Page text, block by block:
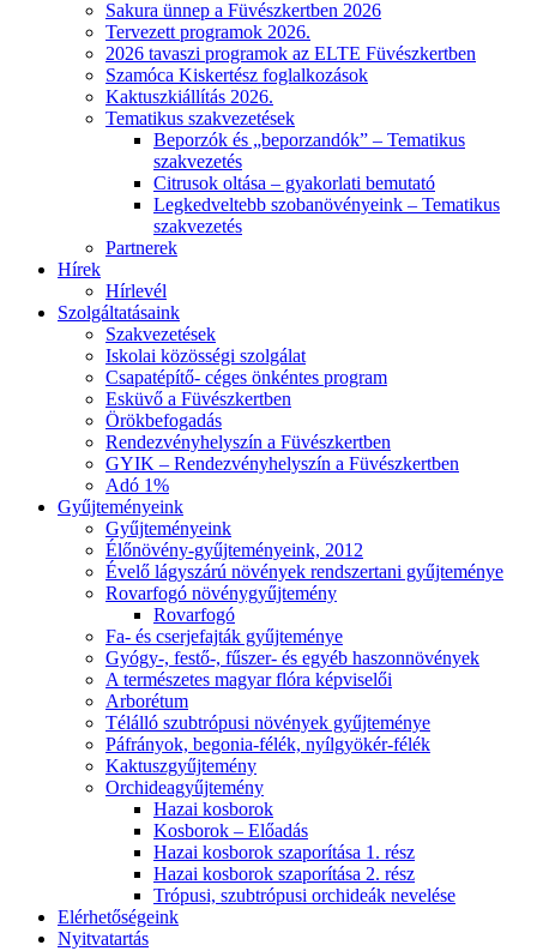
Sakura ünnep a Füvészkertben 2026
Tervezett programok 2026.
2026 tavaszi programok az ELTE Füvészkertben
Szamóca Kiskertész foglalkozások
Kaktuszkiállítás 2026.
Tematikus szakvezetések
Beporzók és „beporzandók” – Tematikus
szakvezetés
Citrusok oltása – gyakorlati bemutató
Legkedveltebb szobanövényeink – Tematikus
szakvezetés
Partnerek
Hírek
Hírlevél
Szolgáltatásaink
Szakvezetések
Iskolai közösségi szolgálat
Csapatépítő- céges önkéntes program
Esküvő a Füvészkertben
Örökbefogadás
Rendezvényhelyszín a Füvészkertben
GYIK – Rendezvényhelyszín a Füvészkertben
Adó 1%
Gyűjteményeink
Gyűjteményeink
Élőnövény-gyűjteményeink, 2012
Évelő lágyszárú növények rendszertani gyűjteménye
Rovarfogó növénygyűjtemény
Rovarfogó
Fa- és cserjefajták gyűjteménye
Gyógy-, festő-, fűszer- és egyéb haszonnövények
A természetes magyar flóra képviselői
Arborétum
Télálló szubtrópusi növények gyűjteménye
Páfrányok, begonia-félék, nyílgyökér-félék
Kaktuszgyűjtemény
Orchideagyűjtemény
Hazai kosborok
Kosborok – Előadás
Hazai kosborok szaporítása 1. rész
Hazai kosborok szaporítása 2. rész
Trópusi, szubtrópusi orchideák nevelése
Elérhetőségeink
Nyitvatartás